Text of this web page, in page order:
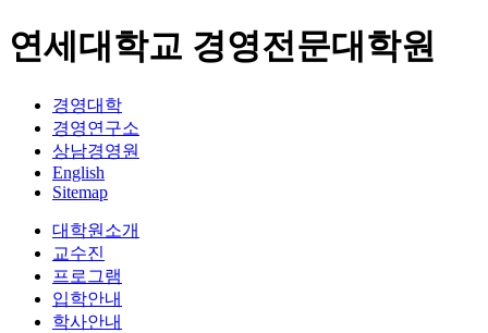
연세대학교 경영전문대학원
경영대학
경영연구소
상남경영원
English
Sitemap
대학원소개
교수진
프로그램
입학안내
학사안내